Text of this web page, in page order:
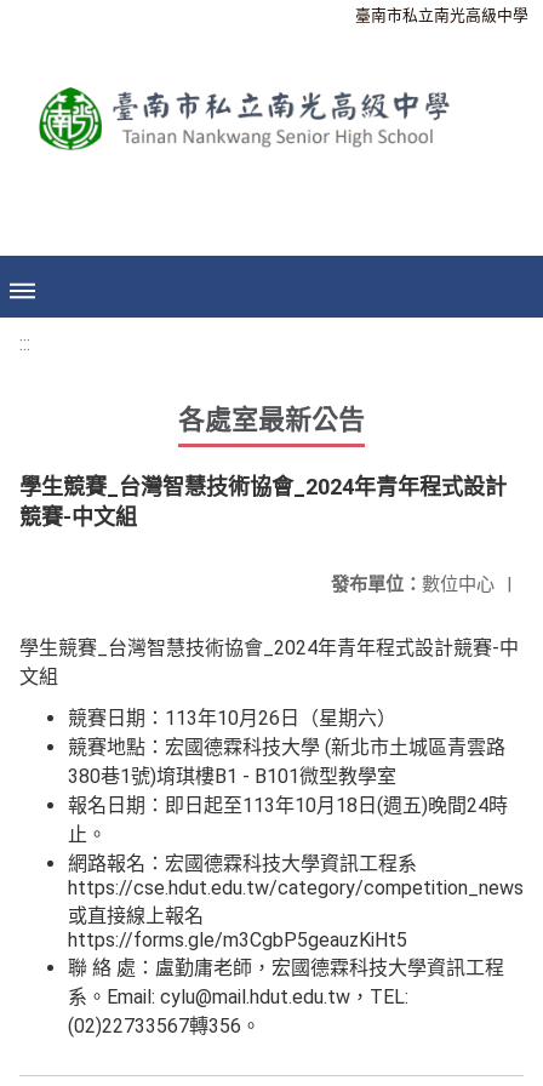
臺南市私立南光高級中學
:::
各處室最新公告
學生競賽_台灣智慧技術協會_2024年青年程式設計
競賽-中文組
發布單位： 數位中心 |
學生競賽_台灣智慧技術協會_2024年青年程式設計競賽-中
文組
競賽日期：113年10月26日（星期六）
競賽地點：宏國德霖科技大學 (新北市土城區青雲路
380巷1號)堉琪樓B1 - B101微型教學室
報名日期：即日起至113年10月18日(週五)晚間24時
止。
網路報名：宏國德霖科技大學資訊工程系
https://cse.hdut.edu.tw/category/competition_news/
或直接線上報名
https://forms.gle/m3CgbP5geauzKiHt5
聯 絡 處：盧勤庸老師，宏國德霖科技大學資訊工程
系。Email: cylu@mail.hdut.edu.tw，TEL:
(02)22733567轉356。